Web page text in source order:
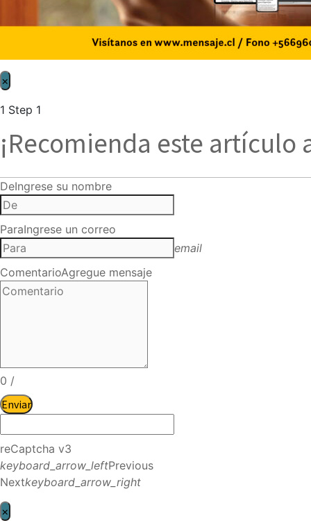
×
1 Step 1
¡Recomienda este artículo
DeIngrese su nombre
ParaIngrese un correo
email
ComentarioAgregue mensaje
0 /
Enviar
reCaptcha v3
keyboard_arrow_leftPrevious
Nextkeyboard_arrow_right
×